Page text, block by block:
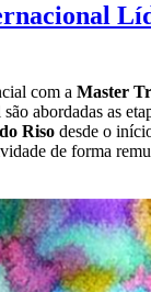
com a Master
são abordadas as
Riso desde o
de forma